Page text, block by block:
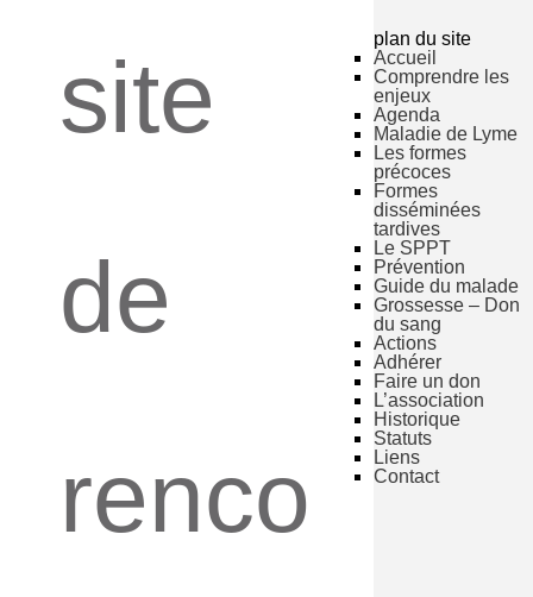
site
de
renco
plan du site
Accueil
Comprendre les
enjeux
Agenda
Maladie de Lyme
Les formes
précoces
Formes
disséminées
tardives
Le SPPT
Prévention
Guide du malade
Grossesse – Don
du sang
Actions
Adhérer
Faire un don
L’association
Historique
Statuts
Liens
Contact